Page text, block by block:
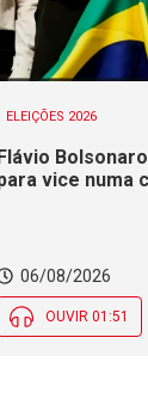
ELEIÇÕES 2026
vice numa
06/08/2026
OUVIR 01:51